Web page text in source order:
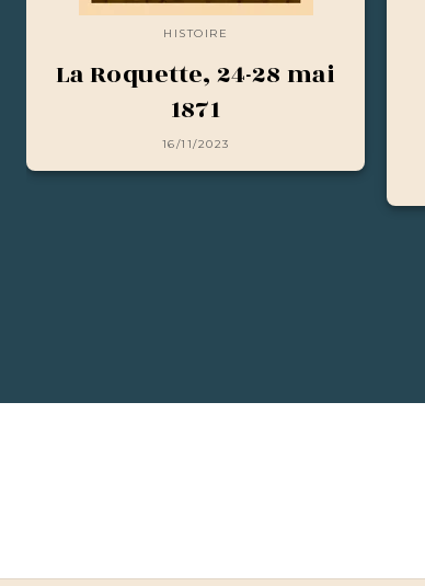
HISTOIRE
La Roquette, 24-28 mai
1871
16/11/2023